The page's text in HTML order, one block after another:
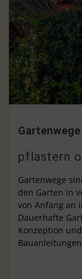
Gartenwege
pflastern
Gartenwege
den Garten in
von Anfang an
Dauerhafte
Konzeption
Bauanleitungen